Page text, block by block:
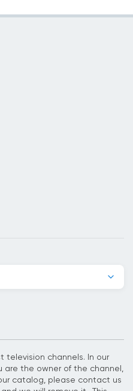
television channels. In our
are the owner of the channel,
catalog, please contact us